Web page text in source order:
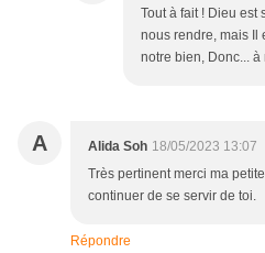
Tout à fait ! Dieu est
nous rendre, mais Il
notre bien, Donc...
A Alida Soh 18/05/2023 13:07
Très pertinent merci ma
continuer de se servir de toi.
Répondre